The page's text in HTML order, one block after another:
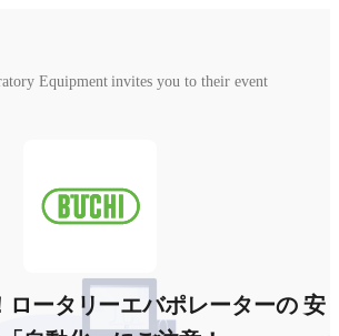
Equipment invites you to their event
ロータリーエバポレーターの 安